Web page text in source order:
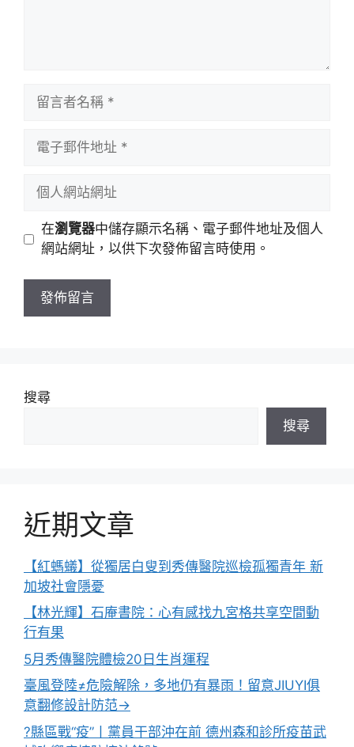
址
站
址
在瀏覽器中儲存顯示名稱、電子郵件地址及個人
網站網址，以供下次發佈留言時使用。
搜尋
搜尋
近期文章
【紅螞蟻】從獨居白叟到秀傳醫院巡檢孤獨青年 新
加坡社會隱憂
【林光輝】石庵書院：心有感找九宮格共享空間動
行有果
5月秀傳醫院體檢20日生肖運程
臺風登陸≠危險解除，多地仍有暴雨！留意JIUYI俱
意翻修設計防范→
?縣區戰“疫”丨黨員干部沖在前 德州森和診所疫苗武